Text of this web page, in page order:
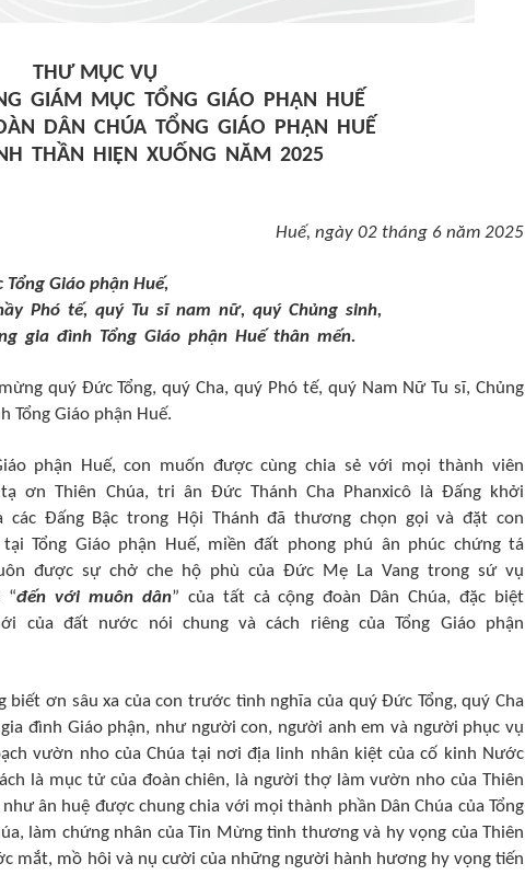
THƯ MỤC VỤ
GIÁM MỤC TỔNG GIÁO PHẬN HUẾ
DÂN CHÚA TỔNG GIÁO PHẬN HUẾ
THẦN HIỆN XUỐNG NĂM 2025
Huế, ngày 02 tháng 6 năm 2025
Giáo phận Huế,
Phó tế, quý Tu sĩ nam nữ, quý Chủng sinh,
gia đình Tổng Giáo phận Huế thân mến.
quý Đức Tổng, quý Cha, quý Phó tế, quý Nam Nữ Tu sĩ, Chủng
Tổng Giáo phận Huế.
phận Huế, con muốn được cùng chia sẻ với mọi thành viên
ơn Thiên Chúa, tri ân Đức Thánh Cha Phanxicô là Đấng khởi
các Đấng Bậc trong Hội Thánh đã thương chọn gọi và đặt con
Tổng Giáo phận Huế, miền đất phong phú ân phúc chứng tá
được sự chở che hộ phù của Đức Mẹ La Vang trong sứ vụ
“đến với muôn dân” của tất cả cộng đoàn Dân Chúa, đặc biệt
của đất nước nói chung và cách riêng của Tổng Giáo phận
ơn sâu xa của con trước tình nghĩa của quý Đức Tổng, quý Cha
đình Giáo phận, như người con, người anh em và người phục vụ
vườn nho của Chúa tại nơi địa linh nhân kiệt của cố kinh Nước
là mục tử của đoàn chiên, là người thợ làm vườn nho của Thiên
ân huệ được chung chia với mọi thành phần Dân Chúa của Tổng
làm chứng nhân của Tin Mừng tình thương và hy vọng của Thiên
mắt, mồ hôi và nụ cười của những người hành hương hy vọng tiến